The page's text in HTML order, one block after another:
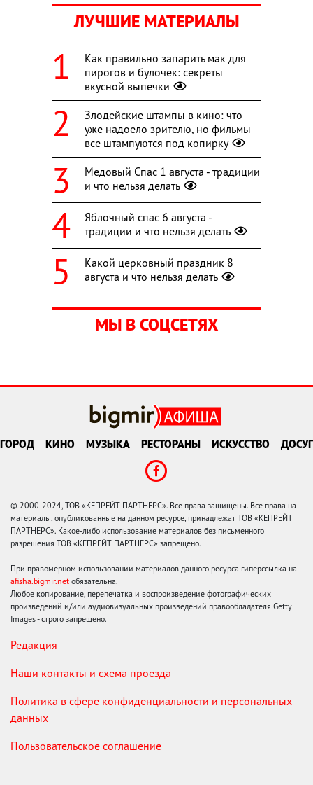
ЛУЧШИЕ МАТЕРИАЛЫ
Как правильно запарить мак для
пирогов и булочек: секреты
вкусной выпечки
Злодейские штампы в кино: что
уже надоело зрителю, но фильмы
все штампуются под копирку
Медовый Спас 1 августа - традиции
и что нельзя делать
Яблочный спас 6 августа -
традиции и что нельзя делать
Какой церковный праздник 8
августа и что нельзя делать
МЫ В СОЦСЕТЯХ
ГОРОД КИНО МУЗЫКА РЕСТОРАНЫ ИСКУССТВО ДОСУГ
© 2000-2024, ТОВ «КЕПРЕЙТ ПАРТНЕРС». Все права защищены. Все права на
материалы, опубликованные на данном ресурсе, принадлежат ТОВ «КЕПРЕЙТ
ПАРТНЕРС». Какое-либо использование материалов без письменного
разрешения ТОВ «КЕПРЕЙТ ПАРТНЕРС» запрещено.
При правомерном использовании материалов данного ресурса гиперссылка на
afisha.bigmir.net обязательна.
Любое копирование, перепечатка и воспроизведение фотографических
произведений и/или аудиовизуальных произведений правообладателя Getty
Images - строго запрещено.
Редакция
Наши контакты и схема проезда
Политика в сфере конфиденциальности и персональных
данных
Пользовательское соглашение